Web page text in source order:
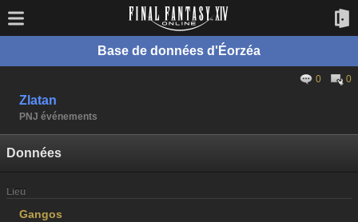
Base de données d'Éorzéa
0 0
Zlatan
PNJ événements
Données
Lieu
Gangos